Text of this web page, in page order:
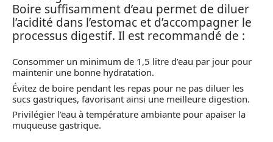
Boire suffisamment d’eau permet de diluer
l’acidité dans l’estomac et d’accompagner le
processus digestif. Il est recommandé de :
Consommer un minimum de 1,5 litre d’eau par jour pour
maintenir une bonne hydratation.
Évitez de boire pendant les repas pour ne pas diluer les
sucs gastriques, favorisant ainsi une meilleure digestion.
Privilégier l’eau à température ambiante pour apaiser la
muqueuse gastrique.